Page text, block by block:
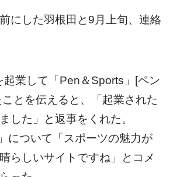
たのは、彼のそんな気づかい
言葉で創意工夫しながら発信
いく」キャラクターも含め
アスリートなのだ。私が東京
・パラリンピック大会組織委
「コロナ禍で先行きが見えな
クを準備してくださっている
よね」とメッセージをくれて